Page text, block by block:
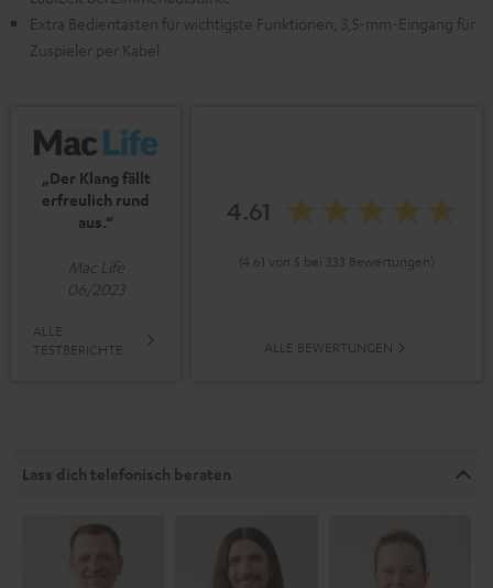
Extra Bedientasten für wichtigste Funktionen, 3,5-mm-Eingang für
Zuspieler per Kabel
„Der Klang fällt
erfreulich rund
aus.“
Mac Life
06/2023
ALLE
TESTBERICHTE
4.61
(4.61 von 5 bei 333 Bewertungen)
ALLE BEWERTUNGEN
Lass dich telefonisch beraten